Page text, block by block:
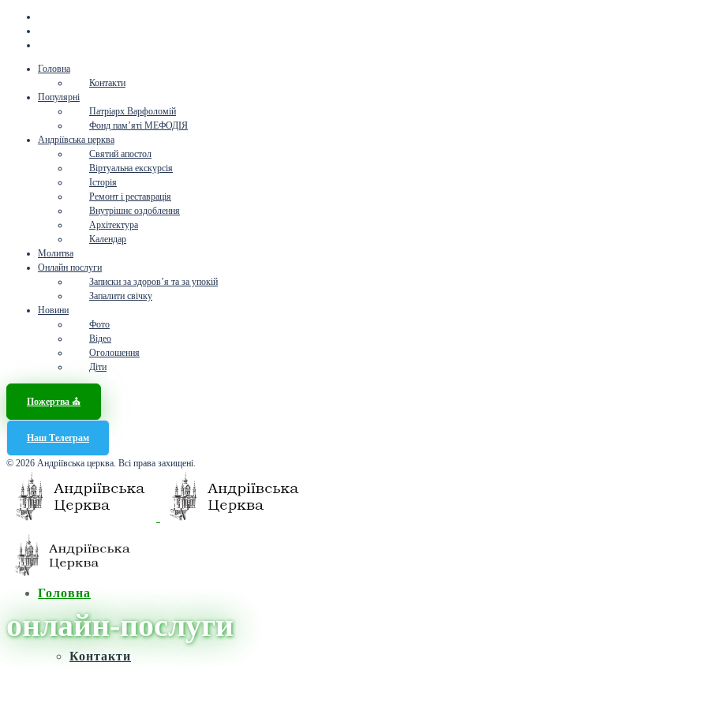
Головна
Контакти
Популярні
Патріарх Варфоломій
Фонд пам’яті МЕФОДІЯ
Андріївська церква
Святий апостол
Віртуальна екскурсія
Історія
Ремонт і реставрація
Внутрішнє оздоблення
Архітектура
Календар
Молитва
Онлайн послуги
Записки за здоров’я та за упокій
Запалити свічку
Новини
Фото
Відео
Оголошення
Діти
Пожертва ⛪️
Наш Телеграм
© 2026 Андріївська церква. Всі права захищені.
Головна
Контакти
онлайн-послуги